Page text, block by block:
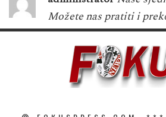
Možete nas pratiti i